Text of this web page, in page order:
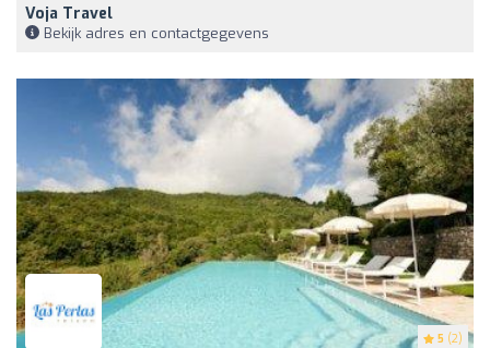
Voja Travel
Bekijk adres en contactgegevens
5 (2)